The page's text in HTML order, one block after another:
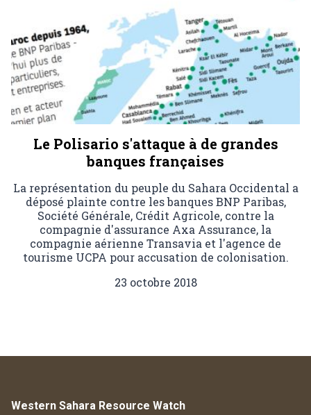
Le Polisario s'attaque à de grandes
banques françaises
La représentation du peuple du Sahara Occidental a
déposé plainte contre les banques BNP Paribas,
Société Générale, Crédit Agricole, contre la
compagnie d'assurance Axa Assurance, la
compagnie aérienne Transavia et l'agence de
tourisme UCPA pour accusation de colonisation.
23 octobre 2018
Western Sahara Resource Watch